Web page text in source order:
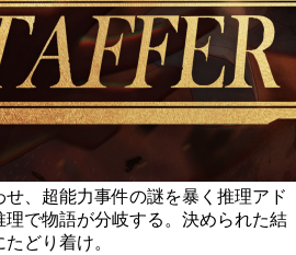
、超能力事件の謎を暴く推理アド
で物語が分岐する。決められた結
どり着け。